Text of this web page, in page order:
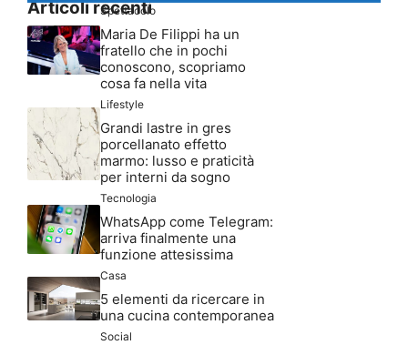
Articoli recenti
Spettacolo
Maria De Filippi ha un
fratello che in pochi
conoscono, scopriamo
cosa fa nella vita
Lifestyle
Grandi lastre in gres
porcellanato effetto
marmo: lusso e praticità
per interni da sogno
Tecnologia
WhatsApp come Telegram:
arriva finalmente una
funzione attesissima
Casa
5 elementi da ricercare in
una cucina contemporanea
Social